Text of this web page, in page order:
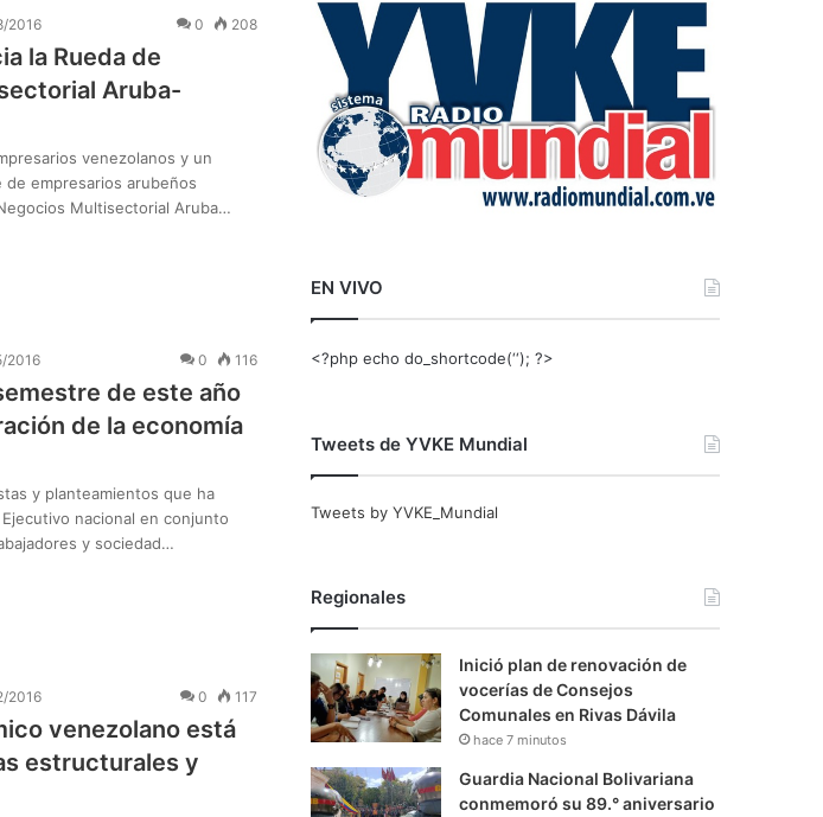
2016 0 208
la Rueda de
Aruba-
venezolanos y un
empresarios arubeños
Multisectorial Aruba…
2016 0 116
de este año
de la economía
y planteamientos que ha
nacional en conjunto
y sociedad…
2016 0 117
venezolano está
estructurales y
r
EN VIVO
<?php echo do_shortcode(‘‘); ?>
Tweets de YVKE Mundial
Tweets by YVKE_Mundial
Regionales
Inició plan de renovación de
vocerías de Consejos
Comunales en Rivas Dávila
hace 7 minutos
Guardia Nacional Bolivariana
conmemoró su 89.° aniversario